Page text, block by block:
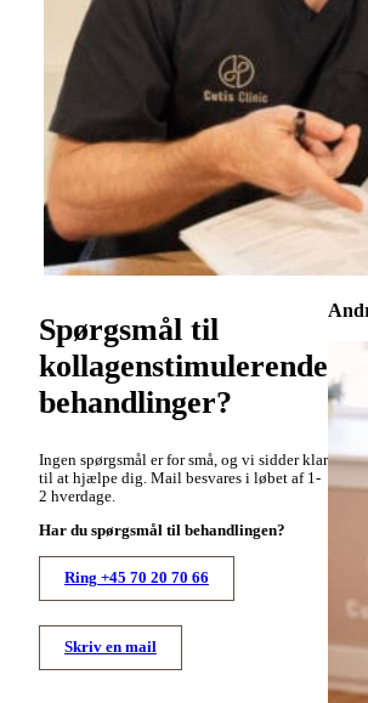
Spørgsmål til
kollagenstimulerende
behandlinger?
Ingen spørgsmål er for små, og vi sidder klar
til at hjælpe dig. Mail besvares i løbet af 1-
2 hverdage.
Har du spørgsmål til behandlingen?
Ring +45 70 20 70 66
Skriv en mail
Få
Bliv
adgang
dig